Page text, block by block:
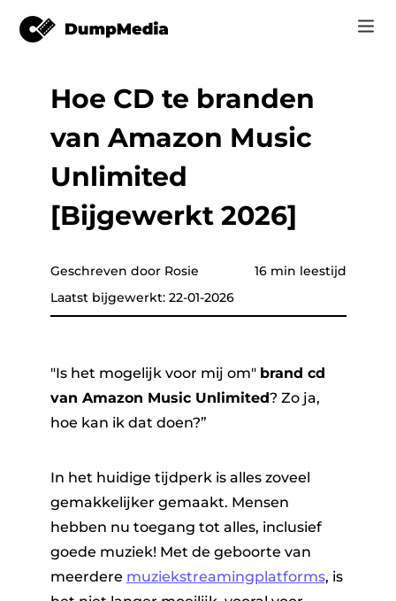
Music
Video
Online Tools
Spotify naar mp3
Support
Inloggen
Registreren
Hoe CD te branden
van Amazon Music
Unlimited
[Bijgewerkt 2026]
Geschreven door Rosie
Laatst bijgewerkt: 22-01-2026
16 min leestijd
"Is het mogelijk voor mij om" brand cd
van Amazon Music Unlimited? Zo ja,
hoe kan ik dat doen?”
In het huidige tijdperk is alles zoveel
gemakkelijker gemaakt. Mensen
hebben nu toegang tot alles, inclusief
goede muziek! Met de geboorte van
meerdere muziekstreamingplatforms, is